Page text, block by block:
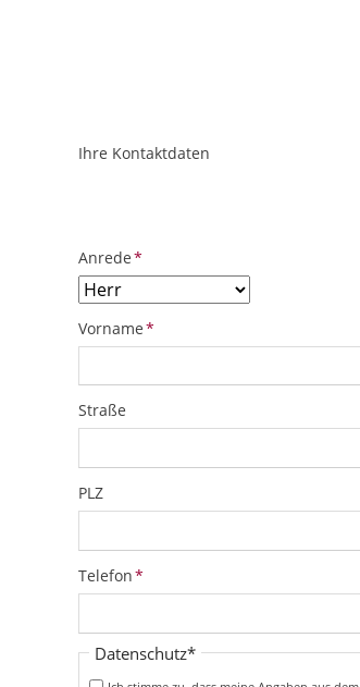
ObjektPlatzhalter
URL
Ihre Kontaktdaten
Pflichtfeld
Anrede*
Pflichtfeld
Vorname*
Straße
PLZ
Pflichtfeld
Telefon*
Pflichtfeld
Datenschutz*